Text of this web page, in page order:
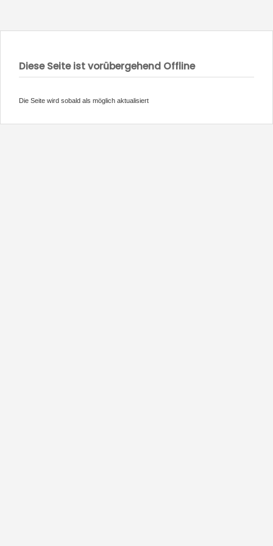
Diese Seite ist vorübergehend Offline
Die Seite wird sobald als möglich aktualisiert